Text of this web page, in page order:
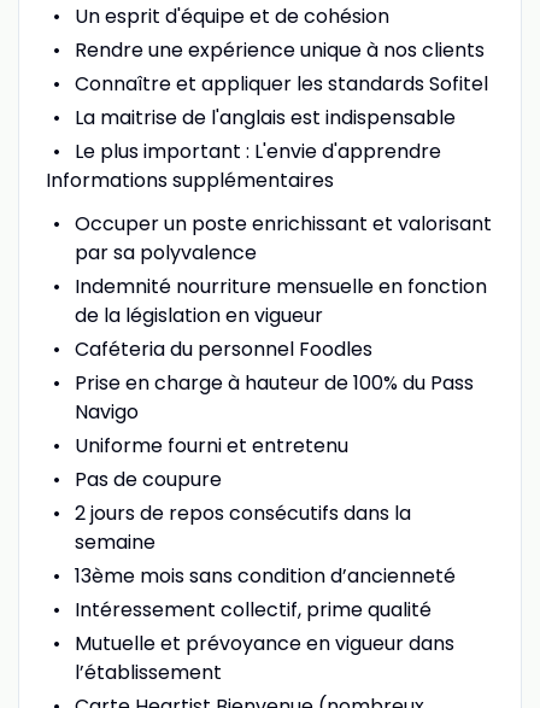
Un esprit d'équipe et de cohésion
Rendre une expérience unique à nos clients
Connaître et appliquer les standards Sofitel
La maitrise de l'anglais est indispensable
Le plus important : L'envie d'apprendre
Informations supplémentaires
Occuper un poste enrichissant et valorisant
par sa polyvalence
Indemnité nourriture mensuelle en fonction
de la législation en vigueur
Caféteria du personnel Foodles
Prise en charge à hauteur de 100% du Pass
Navigo
Uniforme fourni et entretenu
Pas de coupure
2 jours de repos consécutifs dans la
semaine
13ème mois sans condition d’ancienneté
Intéressement collectif, prime qualité
Mutuelle et prévoyance en vigueur dans
l’établissement